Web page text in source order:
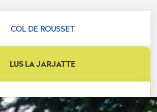
COL DE ROUSSET
LUS LA JARJATTE